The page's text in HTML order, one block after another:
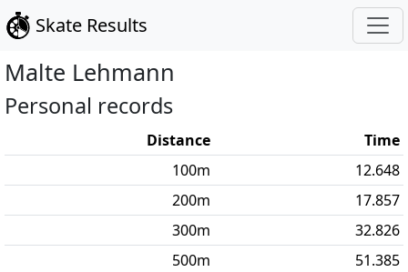
Skate Results
Malte Lehmann
Personal records
Distance
Time
100m
12.648
200m
17.857
300m
32.826
500m
51.385